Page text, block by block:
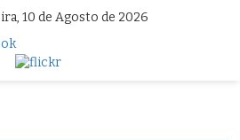
10 de Agosto de 2026